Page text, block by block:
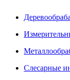
Слесарные